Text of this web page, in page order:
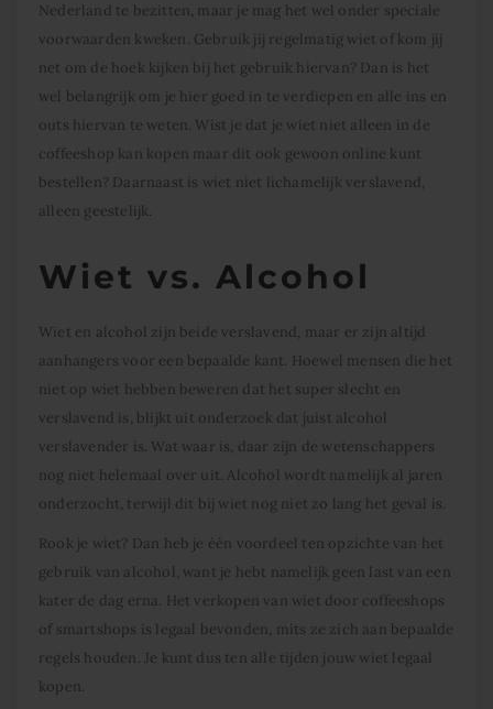
Nederland te bezitten, maar je mag het wel onder speciale
voorwaarden kweken. Gebruik jij regelmatig wiet of kom jij
net om de hoek kijken bij het gebruik hiervan? Dan is het
wel belangrijk om je hier goed in te verdiepen en alle ins en
outs hiervan te weten. Wist je dat je wiet niet alleen in de
coffeeshop kan kopen maar dit ook gewoon online kunt
bestellen? Daarnaast is wiet niet lichamelijk verslavend,
alleen geestelijk.
Wiet vs. Alcohol
Wiet en alcohol zijn beide verslavend, maar er zijn altijd
aanhangers voor een bepaalde kant. Hoewel mensen die het
niet op wiet hebben beweren dat het super slecht en
verslavend is, blijkt uit onderzoek dat juist alcohol
verslavender is. Wat waar is, daar zijn de wetenschappers
nog niet helemaal over uit. Alcohol wordt namelijk al jaren
onderzocht, terwijl dit bij wiet nog niet zo lang het geval is.
Rook je wiet? Dan heb je één voordeel ten opzichte van het
gebruik van alcohol, want je hebt namelijk geen last van een
kater de dag erna. Het verkopen van wiet door coffeeshops
of smartshops is legaal bevonden, mits ze zich aan bepaalde
regels houden. Je kunt dus ten alle tijden jouw wiet legaal
kopen.